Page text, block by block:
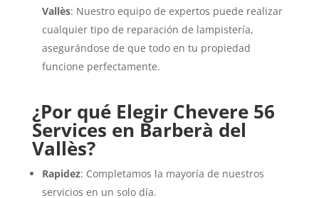
Vallès: Nuestro equipo de expertos puede realizar
cualquier tipo de reparación de lampistería,
asegurándose de que todo en tu propiedad
funcione perfectamente.
¿Por qué Elegir Chevere 56
Services en Barberà del
Vallès?
Rapidez: Completamos la mayoría de nuestros
servicios en un solo día.